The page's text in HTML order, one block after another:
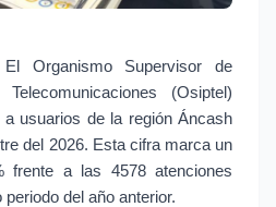
El Organismo Supervisor de
(Osiptel)
a usuarios de la región Áncash
del 2026. Esta cifra marca un
frente a las 4578 atenciones
del año anterior.